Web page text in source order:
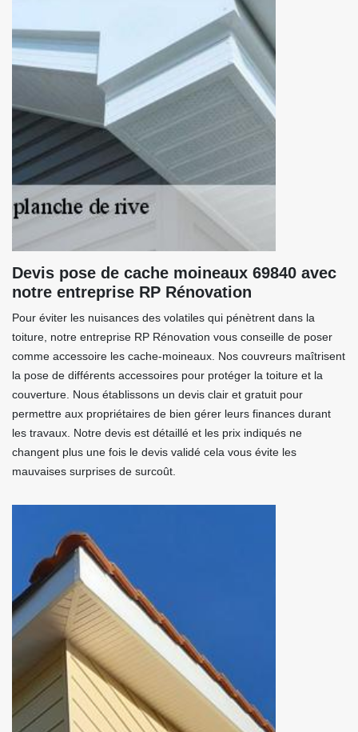
Devis pose de cache moineaux 69840 avec
notre entreprise RP Rénovation
Pour éviter les nuisances des volatiles qui pénètrent dans la
toiture, notre entreprise RP Rénovation vous conseille de poser
comme accessoire les cache-moineaux. Nos couvreurs maîtrisent
la pose de différents accessoires pour protéger la toiture et la
couverture. Nous établissons un devis clair et gratuit pour
permettre aux propriétaires de bien gérer leurs finances durant
les travaux. Notre devis est détaillé et les prix indiqués ne
changent plus une fois le devis validé cela vous évite les
mauvaises surprises de surcoût.